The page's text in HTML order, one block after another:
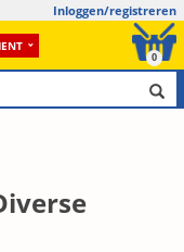
Inloggen/registreren
0